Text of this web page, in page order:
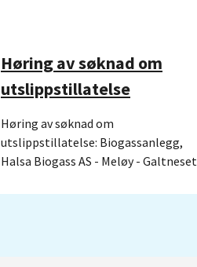
Høring av søknad om
utslippstillatelse
Høring av søknad om
utslippstillatelse: Biogassanlegg,
Halsa Biogass AS - Meløy - Galtneset